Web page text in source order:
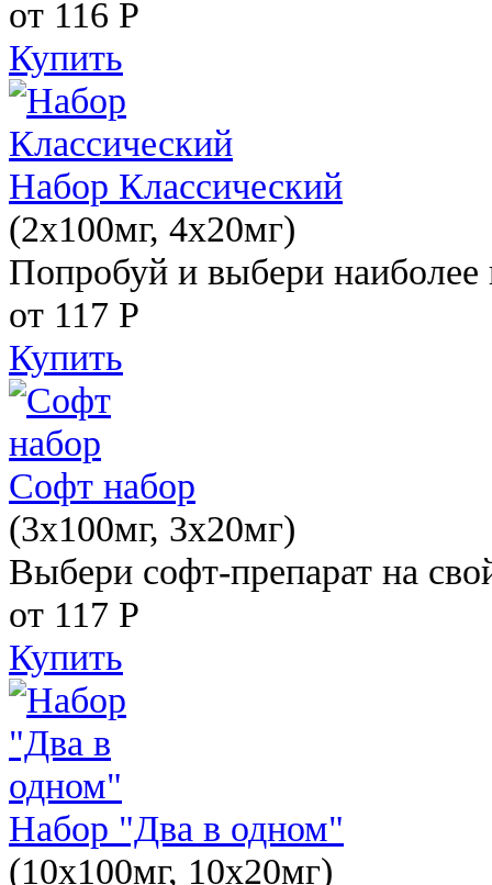
от 116 Р
Купить
Набор Классический
(2x100мг, 4x20мг)
Попробуй и выбери наиболее
от 117 Р
Купить
Софт набор
(3x100мг, 3x20мг)
Выбери софт-препарат на
от 117 Р
Купить
Набор "Два в одном"
(10x100мг, 10x20мг)